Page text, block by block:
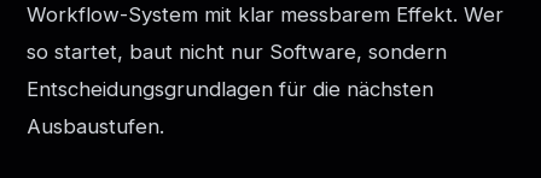
Workflow-System mit klar messbarem Effekt. Wer
so startet, baut nicht nur Software, sondern
Entscheidungsgrundlagen für die nächsten
Ausbaustufen.